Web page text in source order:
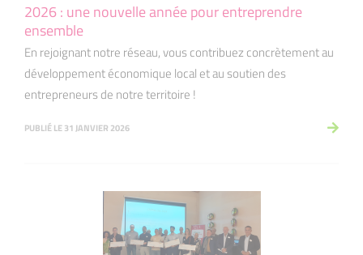
2026 : une nouvelle année pour entreprendre
ensemble
En rejoignant notre réseau, vous contribuez concrètement au
développement économique local et au soutien des
entrepreneurs de notre territoire !
PUBLIÉ LE 31 JANVIER 2026